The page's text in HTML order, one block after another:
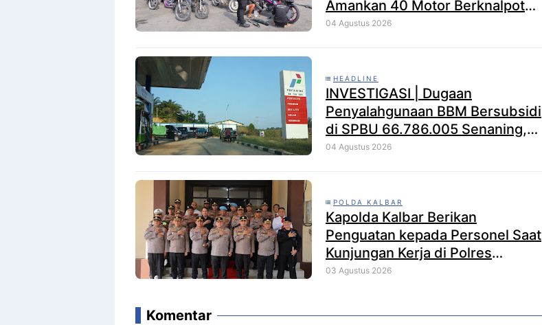
Amankan 40 Motor Berknalpot
Brong dalam Strong Point Pagi
04 Agustus 2026
HEADLINE
INVESTIGASI | Dugaan
Penyalahgunaan BBM Bersubsidi
di SPBU 66.786.005 Senaning,
APH Jangan Tutup Mata, BPH
04 Agustus 2026
POLDA KALBAR
Kapolda Kalbar Berikan
Penguatan kepada Personel Saat
Kunjungan Kerja di Polres
Kayong Utara
03 Agustus 2026
Komentar